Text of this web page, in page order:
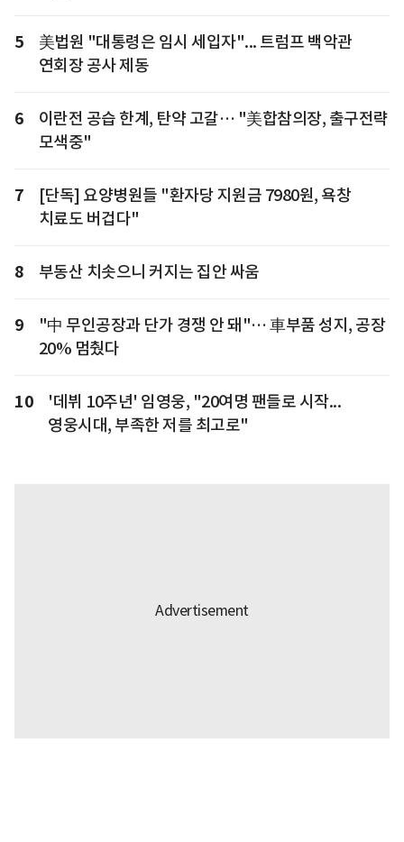
5
美법원 "대통령은 임시 세입자"... 트럼프 백악관
연회장 공사 제동
6
이란전 공습 한계, 탄약 고갈… "美합참의장, 출구전략
모색중"
7
[단독] 요양병원들 "환자당 지원금 7980원, 욕창
치료도 버겁다"
8 부동산 치솟으니 커지는 집안 싸움
9
"中 무인공장과 단가 경쟁 안 돼"… 車부품 성지, 공장
20% 멈췄다
10
'데뷔 10주년' 임영웅, "20여명 팬들로 시작...
영웅시대, 부족한 저를 최고로"